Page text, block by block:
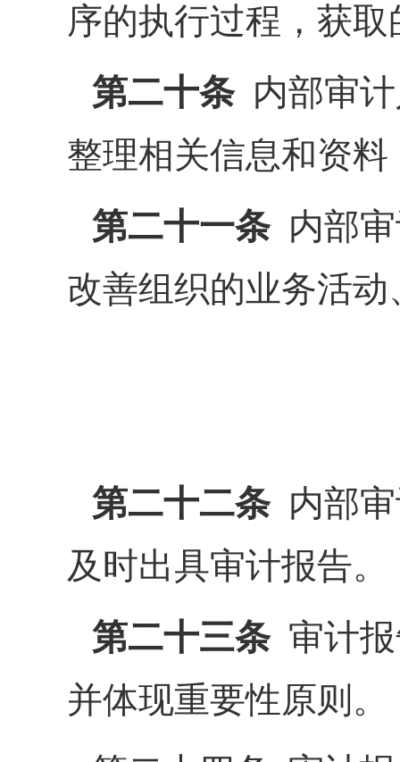
序的执行过程，获
第二十条内部审计
整理相关信息和资
第二十一条内部审
改善组织的业务活
第二十二条内部审
及时出具审计报告。
第二十三条审计报
并体现重要性原则。